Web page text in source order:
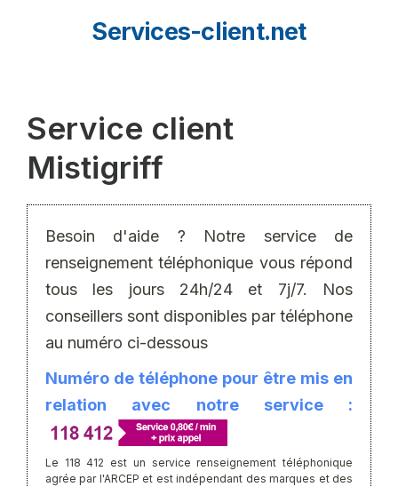
Services-client.net
Service client
Mistigriff
Besoin d'aide ? Notre service de
renseignement téléphonique vous répond
tous les jours 24h/24 et 7j/7. Nos
conseillers sont disponibles par téléphone
au numéro ci-dessous
Numéro de téléphone pour être mis en
relation avec notre service :
Le 118 412 est un service renseignement téléphonique
agrée par l'ARCEP et est indépendant des marques et des